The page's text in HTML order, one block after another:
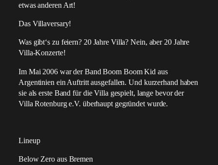
etwas anderen Art!
Das Villaversary!
Was gibt‘s zu feiern? 20 Jahre Villa? Nein, aber 20 Jahre
Villa-Konzerte!
Im Mai 2006 war der Band Boom Boom Kid aus
Argentinien ein Auftritt ausgefallen. Und kurzerhand haben
sie als erste Band für die Villa gespielt, lange bevor der
Villa Rotenburg e.V. überhaupt gegründet wurde.
Lineup
Below Zero aus Bremen